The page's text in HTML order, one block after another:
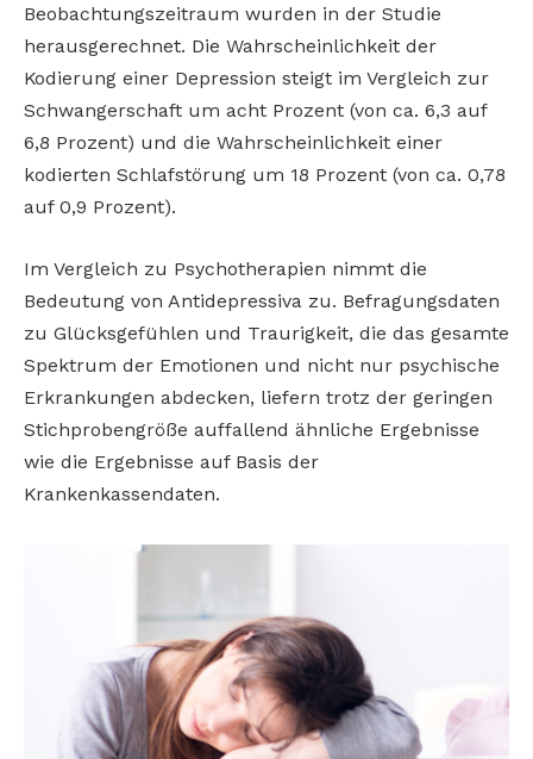
Beobachtungszeitraum wurden in der Studie
herausgerechnet. Die Wahrscheinlichkeit der
Kodierung einer Depression steigt im Vergleich zur
Schwangerschaft um acht Prozent (von ca. 6,3 auf
6,8 Prozent) und die Wahrscheinlichkeit einer
kodierten Schlafstörung um 18 Prozent (von ca. 0,78
auf 0,9 Prozent).
Im Vergleich zu Psychotherapien nimmt die
Bedeutung von Antidepressiva zu. Befragungsdaten
zu Glücksgefühlen und Traurigkeit, die das gesamte
Spektrum der Emotionen und nicht nur psychische
Erkrankungen abdecken, liefern trotz der geringen
Stichprobengröße auffallend ähnliche Ergebnisse
wie die Ergebnisse auf Basis der
Krankenkassendaten.